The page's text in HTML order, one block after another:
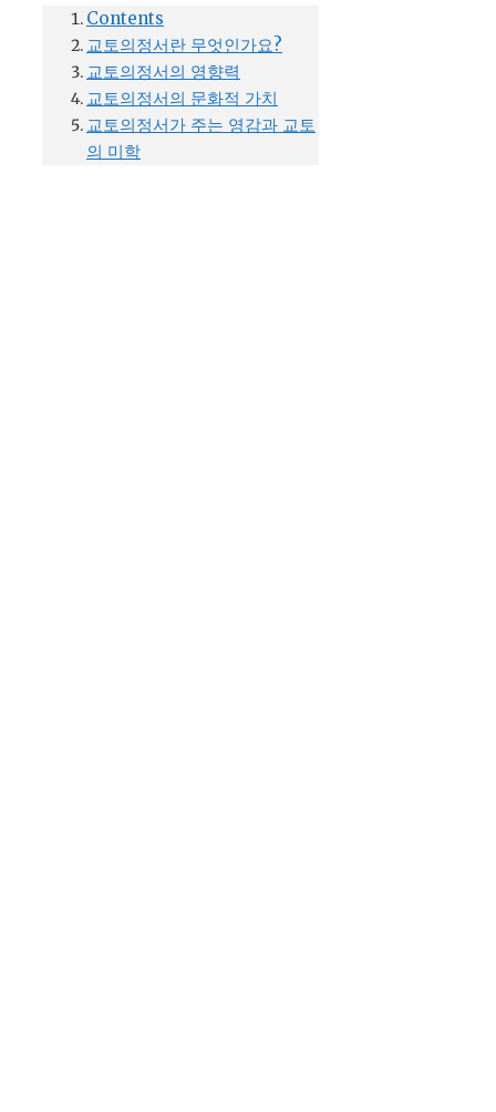
Contents
교토의정서란 무엇인가요?
교토의정서의 영향력
교토의정서의 문화적 가치
교토의정서가 주는 영감과 교토
의 미학